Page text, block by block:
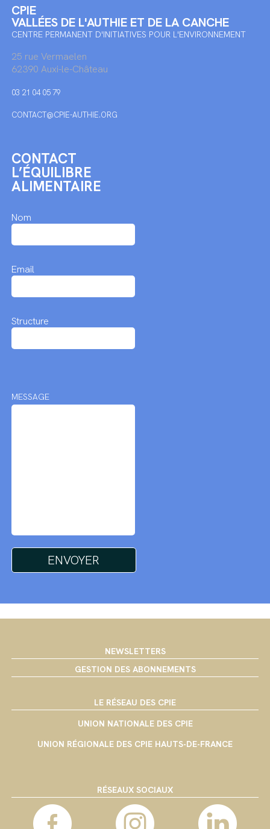
CPIE
VALLÉES DE L'AUTHIE ET DE LA CANCHE
CENTRE PERMANENT D'INITIATIVES POUR L'ENVIRONNEMENT
25 rue Vermaelen
62390 Auxi-le-Château
03 21 04 05 79
CONTACT@CPIE-AUTHIE.ORG
CONTACT
L’ÉQUILIBRE
ALIMENTAIRE
Nom
Email
Structure
MESSAGE
NEWSLETTERS
GESTION DES ABONNEMENTS
LE RÉSEAU DES CPIE
UNION NATIONALE DES CPIE
UNION RÉGIONALE DES CPIE HAUTS-DE-FRANCE
RÉSEAUX SOCIAUX